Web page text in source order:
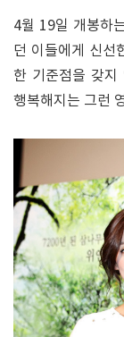
4월 19일 개봉하
던 이들에게 신선
한 기준점을 갖지
행복해지는 그런